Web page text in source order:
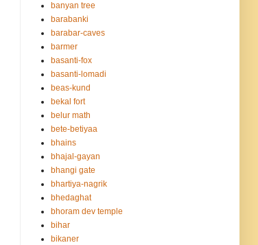
banyan tree
barabanki
barabar-caves
barmer
basanti-fox
basanti-lomadi
beas-kund
bekal fort
belur math
bete-betiyaa
bhains
bhajal-gayan
bhangi gate
bhartiya-nagrik
bhedaghat
bhoram dev temple
bihar
bikaner